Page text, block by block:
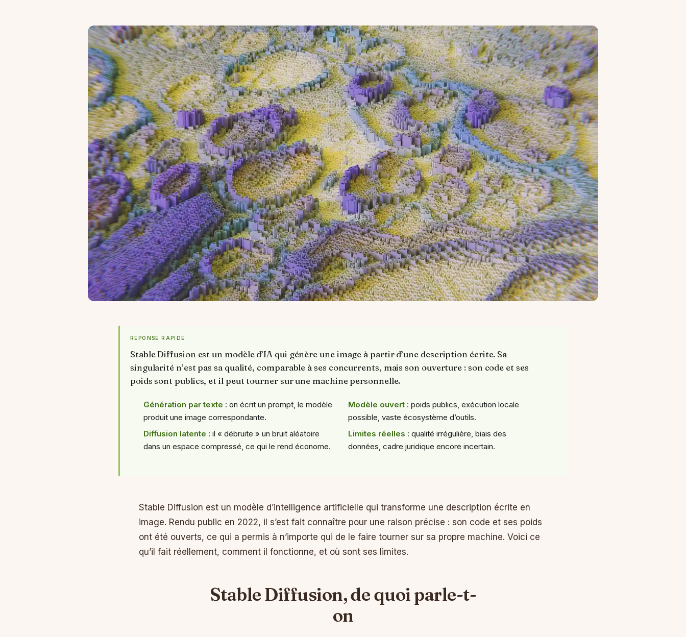
RÉPONSE RAPIDE
Stable Diffusion est un modèle d’IA qui génère une image à partir d’une description écrite. Sa
singularité n’est pas sa qualité, comparable à ses concurrents, mais son ouverture : son code et ses
poids sont publics, et il peut tourner sur une machine personnelle.
Génération par texte : on écrit un prompt, le modèle
produit une image correspondante.
Diffusion latente : il « débruite » un bruit aléatoire
dans un espace compressé, ce qui le rend économe.
Modèle ouvert: poids publics, exécution locale
possible, vaste écosystème d’outils.
Limites réelles : qualité irrégulière, biais des
données, cadre juridique encore incertain.
Stable Diffusion est un modèle d’intelligence artificielle qui transforme une description écrite en
image. Rendu public en 2022, il s’est fait connaître pour une raison précise : son code et ses poids
ont été ouverts, ce qui a permis à n’importe qui de le faire tourner sur sa propre machine. Voici ce
qu’il fait réellement, comment il fonctionne, et où sont ses limites.
Stable Diffusion, de quoi parle-t-
on